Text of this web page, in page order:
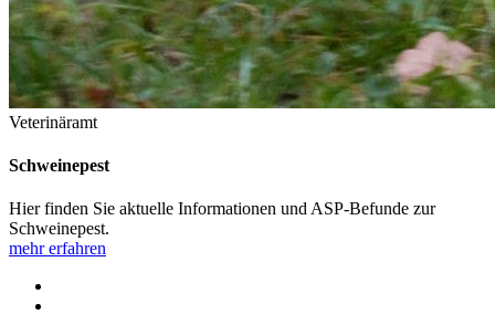
Veterinäramt
Schweinepest
Hier finden Sie aktuelle Informationen und ASP-Befunde zur
Schweinepest.
mehr erfahren